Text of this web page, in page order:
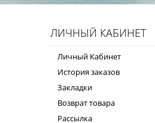
ЛИЧНЫЙ КАБИНЕТ
Личный Кабинет
История заказов
Закладки
Возврат товара
Рассылка